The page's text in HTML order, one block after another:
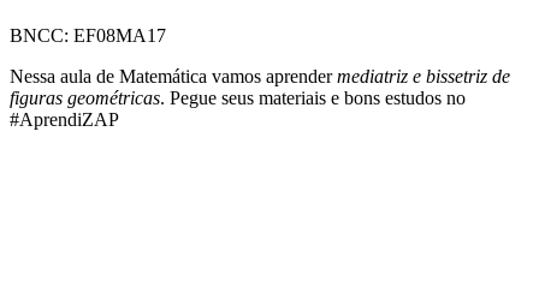
BNCC: EF08MA17
Nessa aula de Matemática vamos aprendermediatriz e bissetriz de
figuras geométricas. Pegue seus materiais e bons estudos no
#AprendiZAP